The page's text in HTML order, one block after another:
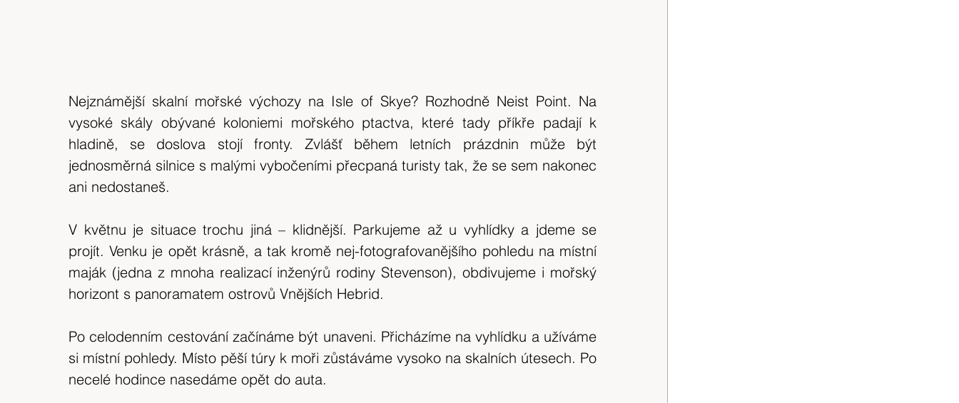
Nejznámější skalní mořské výchozy na Isle of Skye? Rozhodně Neist Point. Na
vysoké skály obývané koloniemi mořského ptactva, které tady příkře padají k
hladině, se doslova stojí fronty. Zvlášť během letních prázdnin může být
jednosměrná silnice s malými vybočeními přecpaná turisty tak, že se sem nakonec
ani nedostaneš.
V květnu je situace trochu jiná – klidnější. Parkujeme až u vyhlídky a jdeme se
projít. Venku je opět krásně, a tak kromě nej-fotografovanějšího pohledu na místní
maják (jedna z mnoha realizací inženýrů rodiny Stevenson), obdivujeme i mořský
horizont s panoramatem ostrovů Vnějších Hebrid.
Po celodenním cestování začínáme být unaveni. Přicházíme na vyhlídku a užíváme
si místní pohledy. Místo pěší túry k moři zůstáváme vysoko na skalních útesech. Po
necelé hodince nasedáme opět do auta.